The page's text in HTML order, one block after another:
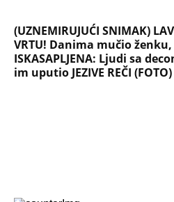
(UZNEMIRUJUĆI SNIMAK)
VRTU! Danima mučio
ISKASAPLJENA: Ljudi sa
im uputio JEZIVE REČI (FOTO)